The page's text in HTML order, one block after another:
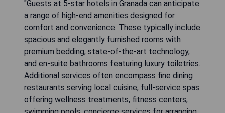
"Guests at 5-star hotels in Granada can anticipate
a range of high-end amenities designed for
comfort and convenience. These typically include
spacious and elegantly furnished rooms with
premium bedding, state-of-the-art technology,
and en-suite bathrooms featuring luxury toiletries.
Additional services often encompass fine dining
restaurants serving local cuisine, full-service spas
offering wellness treatments, fitness centers,